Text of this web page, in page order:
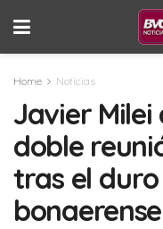
Home Noticias
Javier Milei
doble
tras el
bonaerense